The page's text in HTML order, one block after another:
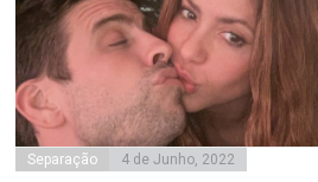
Separação 4 de Junho, 2022